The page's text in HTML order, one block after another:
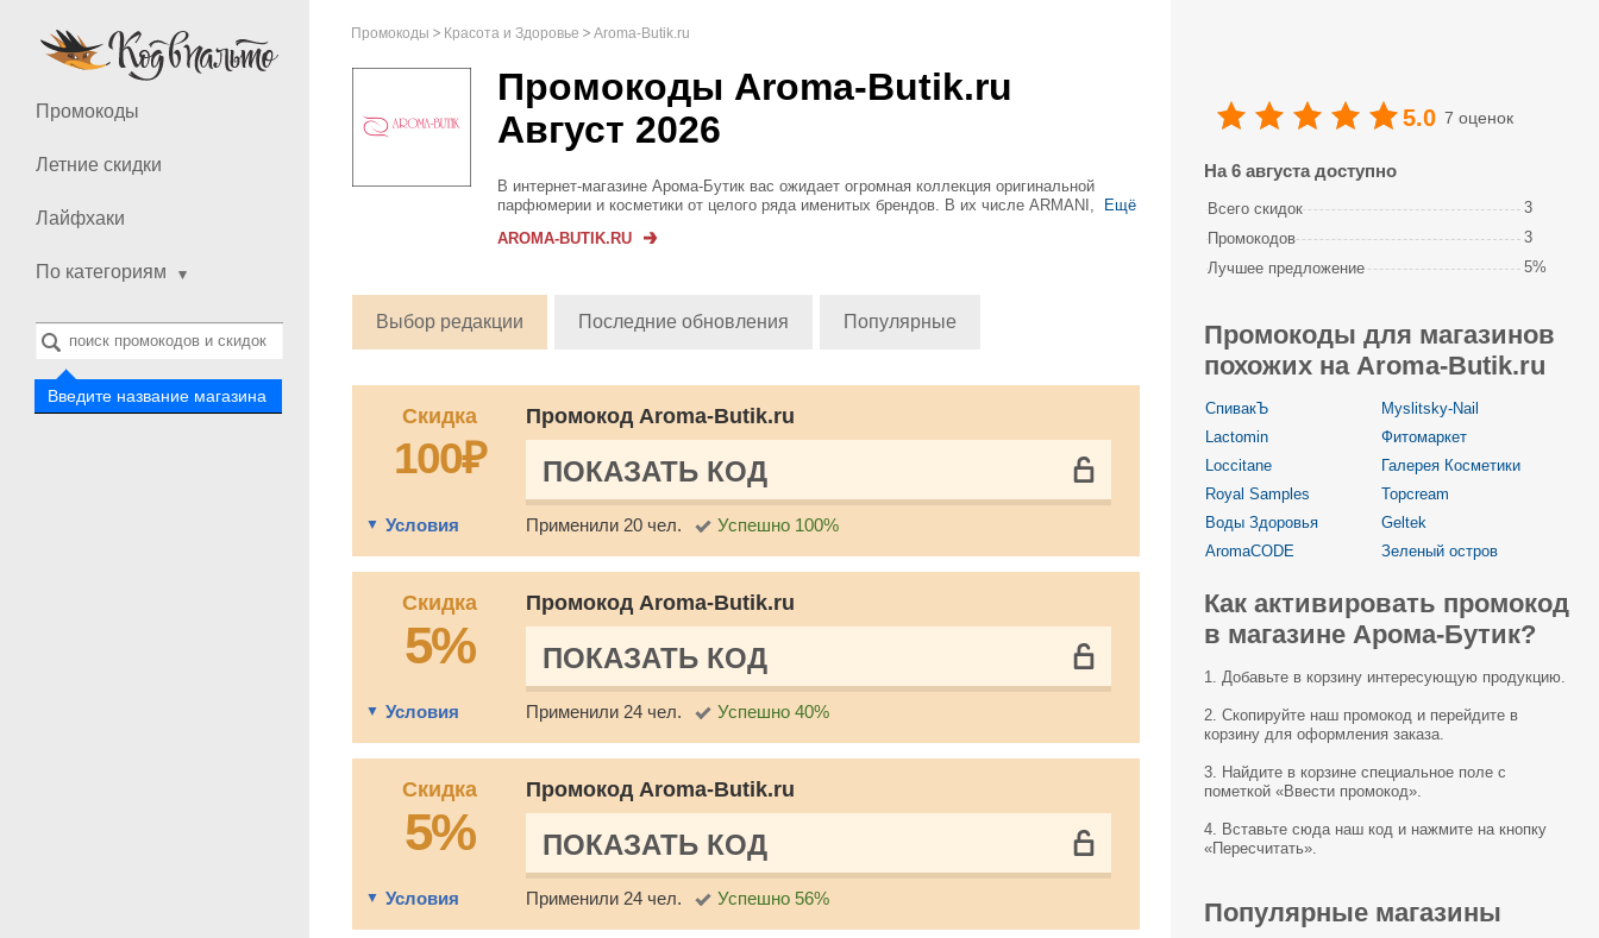
Промокоды
Летние скидки
Лайфхаки
По категориям
Введите название магазина
Промокоды Красота и Здоровье Aroma-Butik.ru
Промокоды Aroma-Butik.ru
Август 2026
В интернет-магазине Арома-Бутик вас ожидает огромная коллекция оригинальной
парфюмерии и косметики от целого ряда именитых брендов. В их числе ARMANI,
тестеры, дезодоранты, атом...
Ещё
AROMA-BUTIK.RU
Выбор редакции Последние обновления Популярные
Скидка
100₽
Промокод Aroma-Butik.ru
ПОКАЗАТЬ КОД
Условия Применили 20 чел. Успешно 100%
Скидка
5%
Промокод Aroma-Butik.ru
ПОКАЗАТЬ КОД
Условия Применили 24 чел. Успешно 40%
Скидка
5%
Промокод Aroma-Butik.ru
ПОКАЗАТЬ КОД
Условия Применили 24 чел. Успешно 56%
5.0 7 оценок
На 6 августа доступно
Всего скидок
3
Промокодов
3
Лучшее предложение
5%
Промокоды для магазинов
похожих на Aroma-Butik.ru
СпивакЪ
Myslitsky-Nail
Lactomin
Фитомаркет
Loccitane
Галерея Косметики
Royal Samples
Topcream
Воды Здоровья
Geltek
AromaCODE
Зеленый остров
Как активировать промокод
в магазине Арома-Бутик?
1. Добавьте в корзину интересующую продукцию.
2. Скопируйте наш промокод и перейдите в
корзину для оформления заказа.
3. Найдите в корзине специальное поле с
пометкой «Ввести промокод».
4. Вставьте сюда наш код и нажмите на кнопку
«Пересчитать».
Популярные магазины